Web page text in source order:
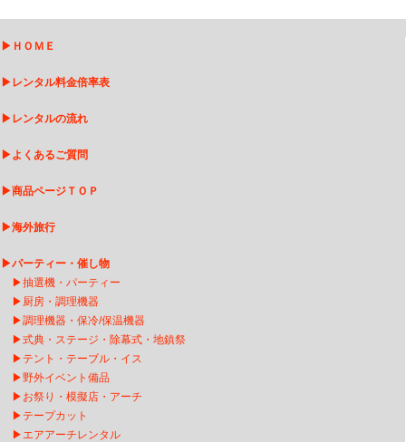
▶ ＨＯＭＥ
▶ レンタル料金倍率表
▶ レンタルの流れ
▶よくあるご質問
▶商品ページＴＯＰ
▶海外旅行
▶パーティー・催し物
▶抽選機・パーティー
▶ 厨房・調理機器
▶調理機器・保冷/保温機器
▶式典・ステージ・除幕式・地鎮祭
▶ テント・テーブル・イス
▶野外イベント備品
▶ お祭り・模擬店・アーチ
▶ テープカット
▶ エアアーチレンタ ル